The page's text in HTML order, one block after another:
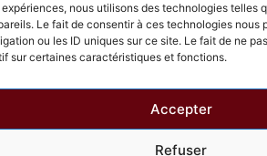
nous utilisons des technologies
Le fait de consentir à ces technologies nous
ou les ID uniques sur ce site. Le fait de ne
sur certaines caractéristiques et fonctions.
Accepter
Refuser